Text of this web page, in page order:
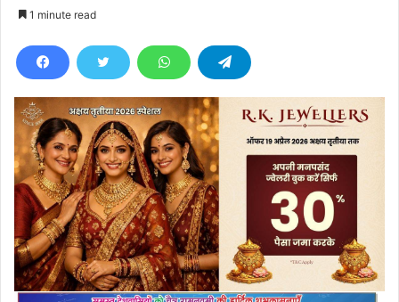
d
e
m
a
i
l
1 minute read